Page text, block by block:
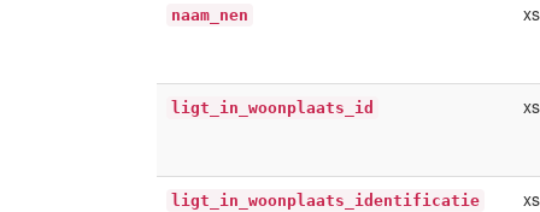
naam_nen
ligt_in_woonplaats_id
ligt_in_woonplaats_identificatie